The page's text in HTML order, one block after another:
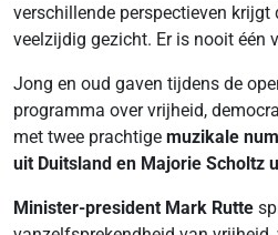
verschillende perspectieven krijgt
veelzijdig gezicht. Er is nooit één
Jong en oud gaven tijdens de
programma over vrijheid,
met twee prachtige muzikale
uit Duitsland en Majorie Scholtz
Minister-president Mark Rutte